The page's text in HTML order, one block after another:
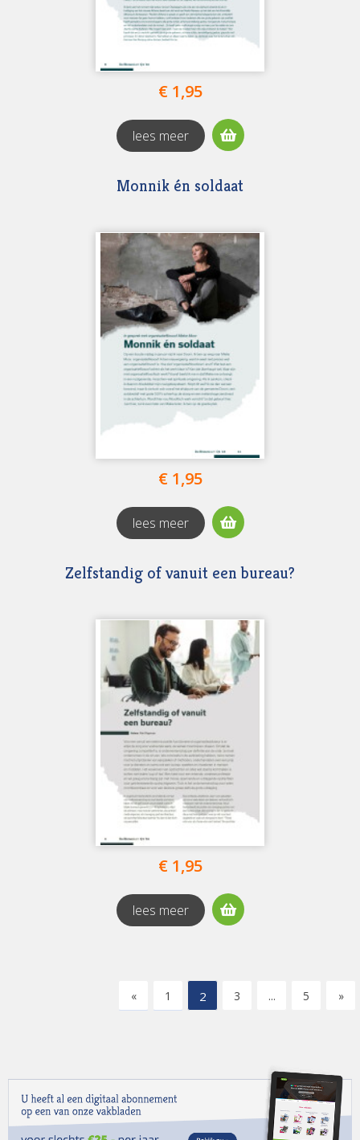
€ 1,95
lees meer
Monnik én soldaat
€ 1,95
lees meer
Zelfstandig of vanuit een bureau?
€ 1,95
lees meer
« 1 2 3 ... 5 »